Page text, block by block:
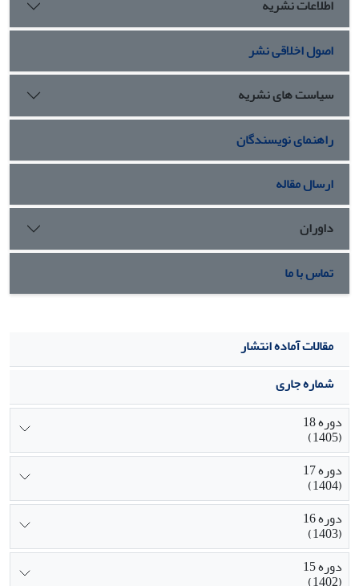
اطلاعات نشریه
اصول اخلاقی نشر
سیاست های نشریه
راهنمای نویسندگان
ارسال مقاله
داوران
تماس با ما
مقالات آماده انتشار
شماره جاری
دوره 18
(1405)
دوره 17
(1404)
دوره 16
(1403)
دوره 15